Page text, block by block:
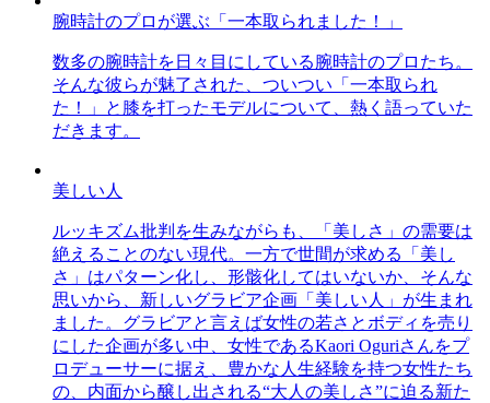
腕時計のプロが選ぶ「一本取られました！」
数多の腕時計を日々目にしている腕時計のプロたち。
そんな彼らが魅了された、ついつい「一本取られ
た！」と膝を打ったモデルについて、熱く語っていた
だきます。
美しい人
ルッキズム批判を生みながらも、「美しさ」の需要は
絶えることのない現代。一方で世間が求める「美し
さ」はパターン化し、形骸化してはいないか、そんな
思いから、新しいグラビア企画「美しい人」が生まれ
ました。グラビアと言えば女性の若さとボディを売り
にした企画が多い中、女性であるKaori Oguriさんをプ
ロデューサーに据え、豊かな人生経験を持つ女性たち
の、内面から醸し出される“大人の美しさ”に迫る新た